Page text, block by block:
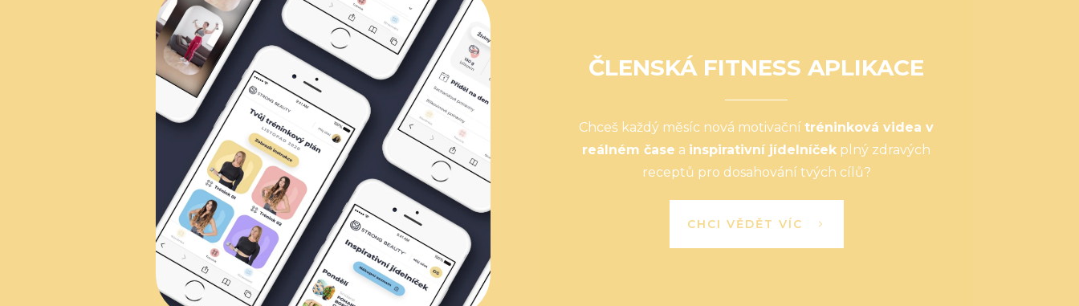
ČLENSKÁ FITNESS APLIKACE
Chceš každý měsíc nová motivační tréninková videa v
reálném čase a inspirativní jídelníček plný zdravých
receptů pro dosahování tvých cílů?
CHCI VĚDĚT VÍC